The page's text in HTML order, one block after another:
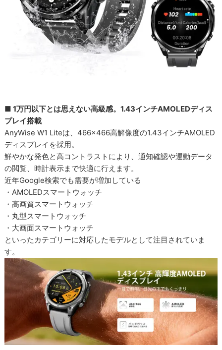
■ 1万円以下とは思えない高級感。1.43インチAMOLEDディス
プレイ搭載
AnyWise W1 Liteは、466×466高解像度の1.43インチAMOLED
ディスプレイを採用。
鮮やかな発色と高コントラストにより、通知確認や運動データ
の閲覧、時計表示まで快適に行えます。
近年Google検索でも需要が増加している
・AMOLEDスマートウォッチ
・高画質スマートウォッチ
・丸型スマートウォッチ
・大画面スマートウォッチ
といったカテゴリーに対応したモデルとして注目されていま
す。